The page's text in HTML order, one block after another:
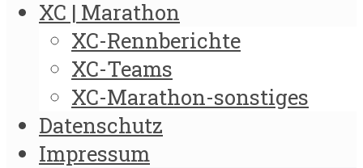
XC | Marathon
XC-Rennberichte
XC-Teams
XC-Marathon-sonstiges
Datenschutz
Impressum